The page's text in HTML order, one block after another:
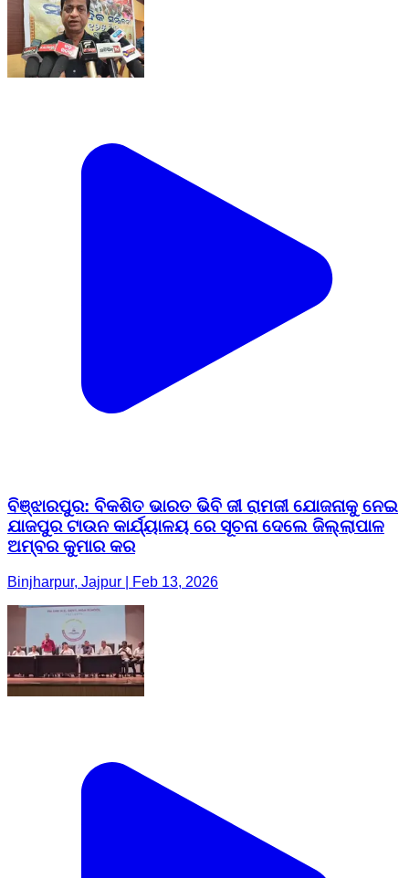
ବିଞ୍ଝାରପୁର: ବିକଶିତ ଭାରତ ଭିବି ଜୀ ରାମଜୀ ଯୋଜନାକୁ ନେଇ
ଯାଜପୁର ଟାଉନ କାର୍ଯ୍ୟାଳୟ ରେ ସୂଚନା ଦେଲେ ଜିଲ୍ଲାପାଳ
ଅମ୍ବର କୁମାର କର
Binjharpur, Jajpur | Feb 13, 2026